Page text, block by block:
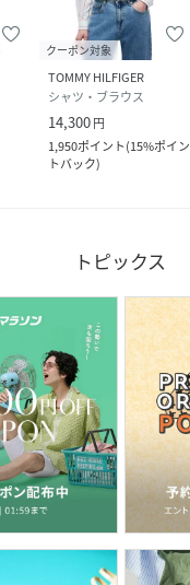
クーポン対象
TOMMY HILFIGER
シャツ・ブラウス
14,300円
1,950ポイント(15%ポイン
トバック)
トピックス